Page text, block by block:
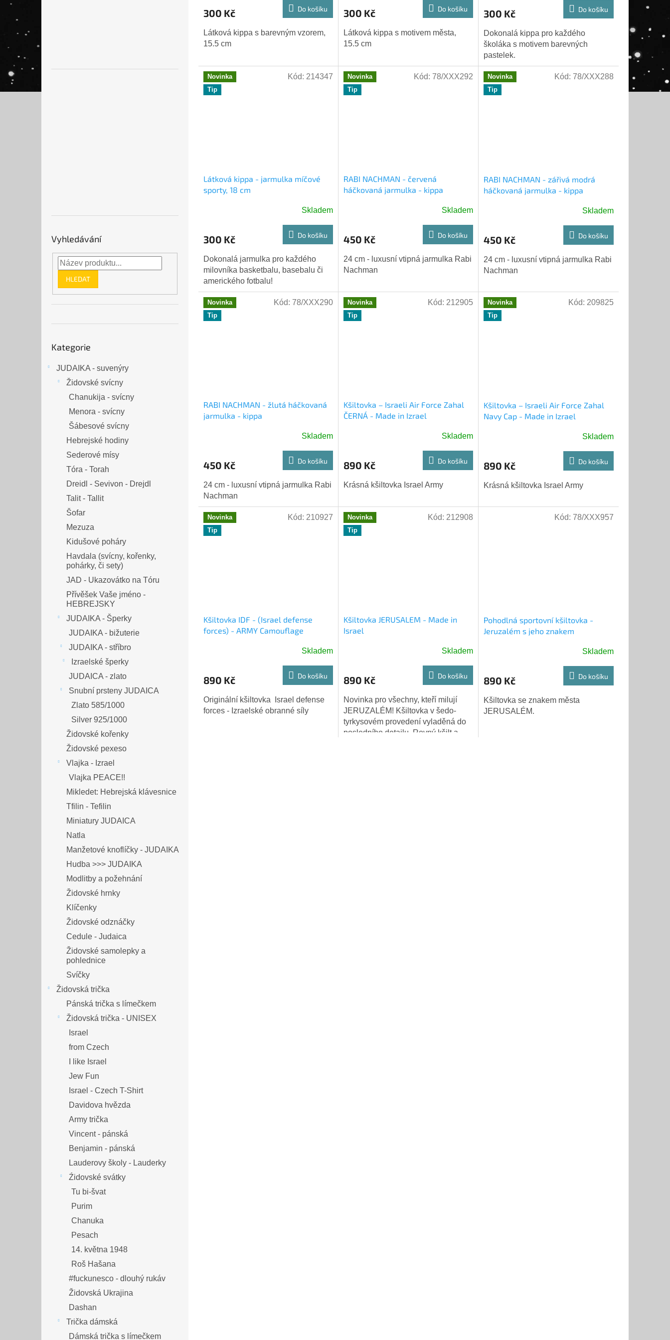
Vyhledávání
HLEDAT
Přeskočit
kategorie
Kategorie
JUDAIKA - suvenýry
Židovské svícny
Chanukija - svícny
Menora - svícny
Šábesové svícny
Hebrejské hodiny
Sederové mísy
Tóra - Torah
Dreidl - Sevivon - Drejdl
Talit - Tallit
Šofar
Mezuza
Kidušové poháry
Havdala (svícny, kořenky,
pohárky, či sety)
JAD - Ukazovátko na Tóru
Přívěšek Vaše jméno -
HEBREJSKY
JUDAIKA - Šperky
JUDAIKA - bižuterie
JUDAIKA - stříbro
Izraelské šperky
JUDAICA - zlato
Snubní prsteny JUDAICA
Zlato 585/1000
Silver 925/1000
Židovské kořenky
Židovské pexeso
Vlajka - Izrael
Vlajka PEACE!!
Mikledet: Hebrejská klávesnice
Tfilin - Tefilin
Miniatury JUDAICA
Natla
Manžetové knoflíčky - JUDAIKA
Hudba >>> JUDAIKA
Modlitby a požehnání
Židovské hrnky
Klíčenky
Židovské odznáčky
Cedule - Judaica
Židovské samolepky a
pohlednice
Svíčky
Židovská trička
Pánská trička s límečkem
Židovská trička - UNISEX
Israel
from Czech
I like Israel
Jew Fun
Israel - Czech T-Shirt
Davidova hvězda
Army trička
Vincent - pánská
Benjamin - pánská
Lauderovy školy - Lauderky
Źidovské svátky
Tu bi-švat
Purim
Chanuka
Pesach
14. května 1948
Roš Hašana
#fuckunesco - dlouhý rukáv
300 Kč Do košíku
Látková kippa s barevným vzorem,
15.5 cm
300 Kč Do košíku
Látková kippa s motivem města,
15.5 cm
300 Kč Do košíku
Dokonalá kippa pro každého
školáka s motivem barevných
pastelek.
Novinka
Tip
Látková kippa - jarmulka míčové
sporty, 18 cm
Skladem
300 Kč Do košíku
Dokonalá jarmulka pro každého
milovníka basketbalu, basebalu či
amerického fotbalu!
Kód: 214347
Novinka
Tip
RABI NACHMAN - červená
háčkovaná jarmulka - kippa
Skladem
450 Kč Do košíku
24 cm - luxusní vtipná jarmulka Rabi
Nachman
Kód: 78/XXX292
Novinka
Tip
RABI NACHMAN - zářivá modrá
háčkovaná jarmulka - kippa
Skladem
450 Kč Do košíku
24 cm - luxusní vtipná jarmulka Rabi
Nachman
Kód: 78/XXX288
Novinka
Tip
RABI NACHMAN - žlutá háčkovaná
jarmulka - kippa
Skladem
450 Kč Do košíku
24 cm - luxusní vtipná jarmulka Rabi
Nachman
Kód: 78/XXX290
Novinka
Tip
Kšiltovka – Israeli Air Force Zahal
ČERNÁ - Made in Izrael
Skladem
890 Kč Do košíku
Krásná kšiltovka Israel Army
Kód: 212905
Novinka
Tip
Kšiltovka – Israeli Air Force Zahal
Navy Cap - Made in Izrael
Skladem
890 Kč Do košíku
Krásná kšiltovka Israel Army
Kód: 209825
Novinka
Tip
Kšiltovka IDF - (Israel defense
forces) - ARMY Camouflage
produktu
je
5,0
z
Skladem
890 Kč Do košíku
Originální kšiltovka Israel defense
forces - Izraelské obranné síly
Kód: 210927
Novinka
Tip
Kšiltovka JERUSALEM - Made in
Israel
Skladem
890 Kč Do košíku
Novinka pro všechny, kteří milují
JERUZALÉM! Kšiltovka v šedo-
tyrkysovém provedení vyladěná do
posledního detailu. Rovný kšilt a
Kód: 212908
Pohodlná sportovní kšiltovka -
Jeruzalém s jeho znakem
Skladem
890 Kč Do košíku
Kšiltovka se znakem města
JERUSALÉM.
Kód: 78/XXX957